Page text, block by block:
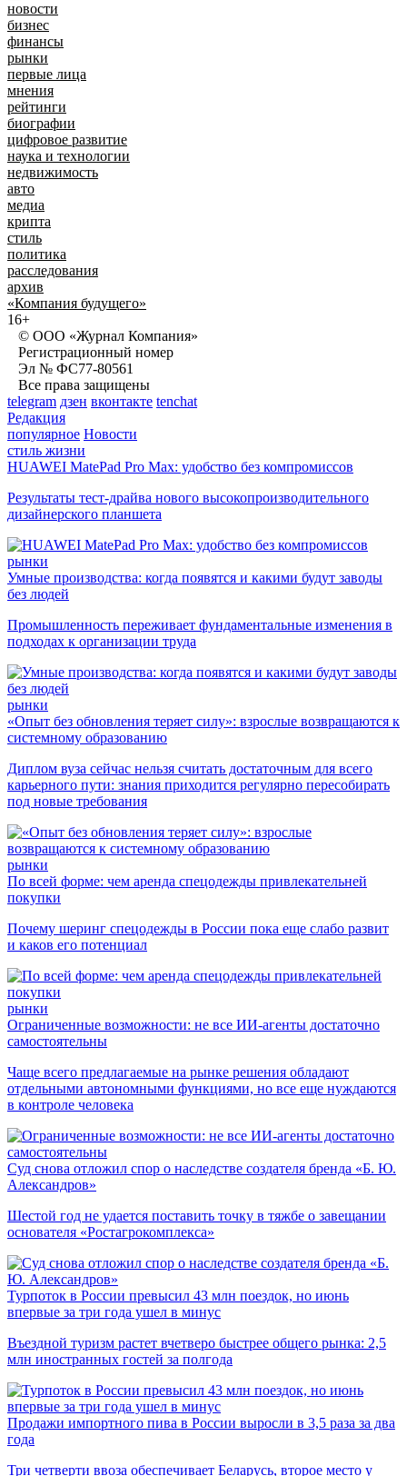
новости
бизнес
финансы
рынки
первые лица
мнения
рейтинги
биографии
цифровое развитие
наука и технологии
недвижимость
авто
медиа
крипта
стиль
политика
расследования
архив
«Компания будущего»
16+
© ООО «Журнал Компания»
Регистрационный номер
Эл № ФС77-80561
Все права защищены
telegram дзен вконтакте tenchat
Редакция
популярное Новости
стиль жизни
HUAWEI MatePad Pro Max: удобство без компромиссов
Результаты тест-драйва нового высокопроизводительного
дизайнерского планшета
рынки
Умные производства: когда появятся и какими будут заводы
без людей
Промышленность переживает фундаментальные изменения в
подходах к организации труда
рынки
«Опыт без обновления теряет силу»: взрослые возвращаются к
системному образованию
Диплом вуза сейчас нельзя считать достаточным для всего
карьерного пути: знания приходится регулярно пересобирать
под новые требования
рынки
По всей форме: чем аренда спецодежды привлекательней
покупки
Почему шеринг спецодежды в России пока еще слабо развит
и каков его потенциал
рынки
Ограниченные возможности: не все ИИ-агенты достаточно
самостоятельны
Чаще всего предлагаемые на рынке решения обладают
отдельными автономными функциями, но все еще нуждаются
в контроле человека
Суд снова отложил спор о наследстве создателя бренда «Б. Ю.
Александров»
Шестой год не удается поставить точку в тяжбе о завещании
основателя «Ростагрокомплекса»
Турпоток в России превысил 43 млн поездок, но июнь
впервые за три года ушел в минус
Въездной туризм растет вчетверо быстрее общего рынка: 2,5
млн иностранных гостей за полгода
Продажи импортного пива в России выросли в 3,5 раза за два
года
Три четверти ввоза обеспечивает Беларусь, второе место у